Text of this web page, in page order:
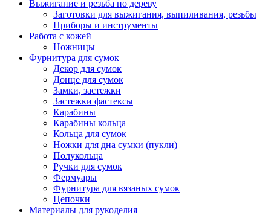
Выжигание и резьба по дереву
Заготовки для выжигания, выпиливания, резьбы
Приборы и инструменты
Работа с кожей
Ножницы
Фурнитура для сумок
Декор для сумок
Донце для сумок
Замки, застежки
Застежки фастексы
Карабины
Карабины кольца
Кольца для сумок
Ножки для дна сумки (пукли)
Полукольца
Ручки для сумок
Фермуары
Фурнитура для вязаных сумок
Цепочки
Материалы для рукоделия